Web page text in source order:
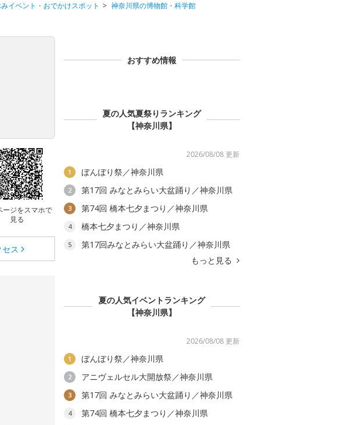
イベント・おでかけスポット
神奈川県の博物館・科学館
ージをスマホで
見る
ス
おすすめ情報
夏の人気夏祭りランキング
【神奈川県】
2026/08/08 更新
1 ぼんぼり祭／神奈川県
2 第17回 みなとみらい大盆踊り／神奈川県
3 第74回 橋本七夕まつり／神奈川県
4 橋本七夕まつり／神奈川県
5
第17回みなとみらい大盆踊り／神奈川県
もっと見る
夏の人気イベントランキング
【神奈川県】
2026/08/08 更新
1 ぼんぼり祭／神奈川県
2 アニヴェルセル大開放祭／神奈川県
3 第17回 みなとみらい大盆踊り／神奈川県
4 第74回 橋本七夕まつり／神奈川県